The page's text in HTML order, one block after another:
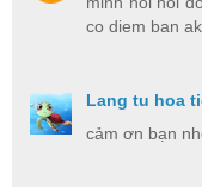
co diem ban ak.
Lang tu hoa
cảm ơn bạn